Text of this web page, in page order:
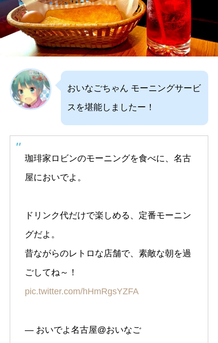
おいなごちゃん モーニングサービ
スを堪能しましたー！
珈琲家ロビンのモーニングを食べに、名古
屋においでよ。
ドリンク代だけで楽しめる、定番モーニン
グだよ。
昔ながらのレトロな店舗で、素敵な朝を過
ごしてね～！
pic.twitter.com/hHmRgsYZFA
— おいでよ名古屋@おいなご